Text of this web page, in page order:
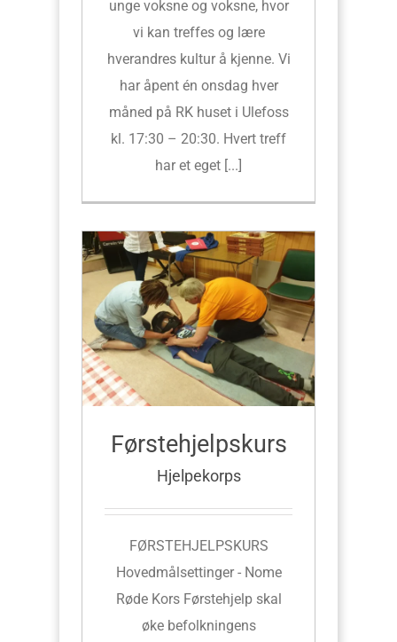
unge voksne og voksne, hvor
vi kan treffes og lære
hverandres kultur å kjenne. Vi
har åpent én onsdag hver
måned på RK huset i Ulefoss
kl. 17:30 – 20:30. Hvert treff
har et eget [...]
Førstehjelpskurs
Hjelpekorps
FØRSTEHJELPSKURS
Hovedmålsettinger - Nome
Røde Kors Førstehjelp skal
øke befolkningens